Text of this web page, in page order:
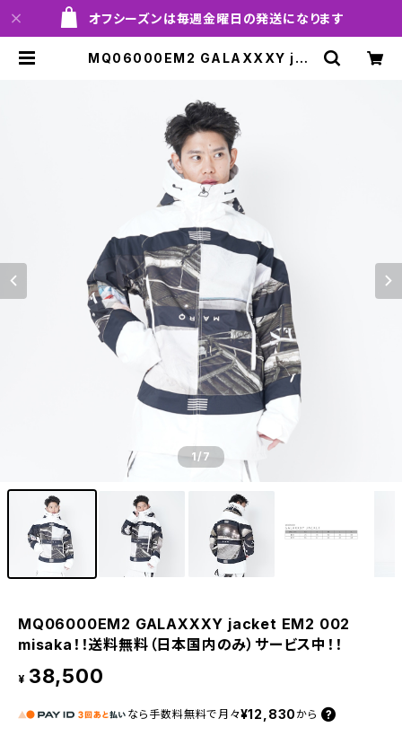
オフシーズンは毎週金曜日の発送になります
MQ06000EM2 GALAXXXY jac
RQLEEN
1/7
MQ06000EM2 GALAXXXY jacket EM2 002
misaka！！送料無料（日本国内のみ）サービス中！！
¥ 38,500
なら 手数料無料で 月々¥12,830 から